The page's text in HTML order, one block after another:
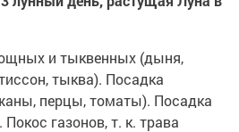
и тыквенных (дыня,
тыква). Посадка
перцы, томаты). Посадка
газонов, т. к. трава